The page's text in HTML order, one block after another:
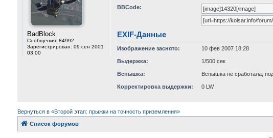
BadBlock
Сообщения: 84992
Зарегистрирован: 09 сен 2001
03:00
BBCode:
EXIF-Данные
Изображение заснято: 10 фев 2007 18:28
Выдержка: 1/500 сек
Вспышка: Вспышка не сработала,
Корректировка выдержки: 0 LW
Вернуться в «Второй этап: прыжки на точность приземления»
Список форумов